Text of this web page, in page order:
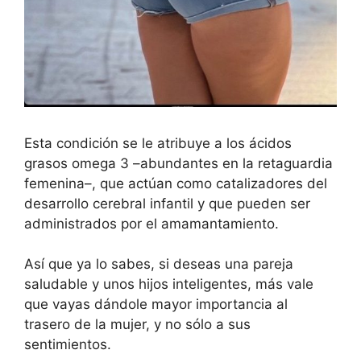
Esta condición se le atribuye a los ácidos
grasos omega 3 –abundantes en la retaguardia
femenina–, que actúan como catalizadores del
desarrollo cerebral infantil y que pueden ser
administrados por el amamantamiento.
Así que ya lo sabes, si deseas una pareja
saludable y unos hijos inteligentes, más vale
que vayas dándole mayor importancia al
trasero de la mujer, y no sólo a sus
sentimientos.